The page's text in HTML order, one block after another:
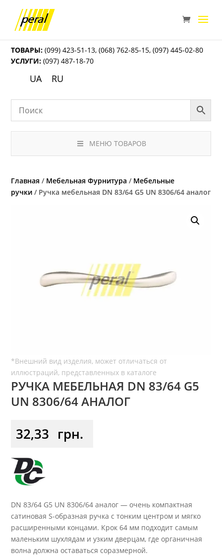
ТОВАРЫ: (099) 423-51-13,(068) 762-85-15,(097) 445-02-80
УСЛУГИ: (097) 487-18-70
UA RU
МЕНЮ ТОВАРОВ
Главная / Мебельная Фурнитура / Мебельные
ручки / Ручка мебельная DN 83/64 G5 UN 8306/64 аналог
РУЧКА МЕБЕЛЬНАЯ DN 83/64 G5
UN 8306/64 АНАЛОГ
32,33 грн.
DN 83/64 G5 UN 8306/64 аналог — очень компактная
сатиновая S-образная ручка с тонким центром и мягко
расширенными концами. Крок 64 мм подходит самым
маленьким шухлядам и узким дверцам, где органичная
волна должна оставаться соразмерной.